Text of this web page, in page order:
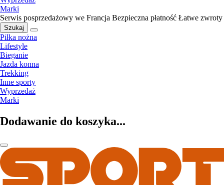
Marki
Serwis posprzedażowy we Francja Bezpieczna płatność Łatwe zwroty
Szukaj
Piłka nożna
Lifestyle
Bieganie
Jazda konna
Trekking
Inne sporty
Wyprzedaż
Marki
Dodawanie do koszyka...